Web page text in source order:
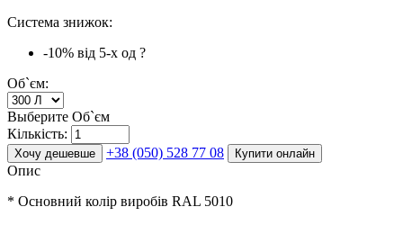
Система знижок:
-10% від 5-х од ?
Об`єм:
Выберите Об`єм
Кількість:
Хочу дешевше +38 (050) 528 77 08 Купити онлайн
Опис
* Основний колір виробів RAL 5010